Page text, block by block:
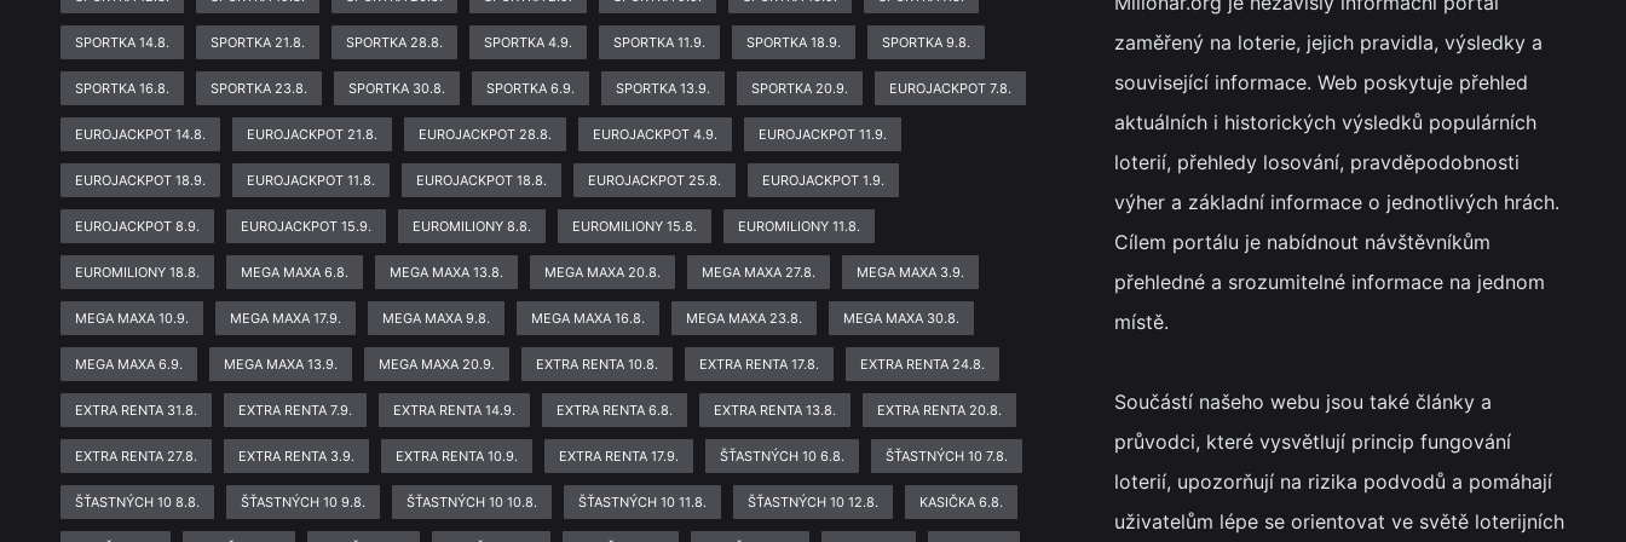
SPORTKA 14.8. SPORTKA 21.8. SPORTKA 28.8. SPORTKA 4.9. SPORTKA 11.9. SPORTKA 18.9. SPORTKA 9.8.
SPORTKA 16.8. SPORTKA 23.8. SPORTKA 30.8. SPORTKA 6.9. SPORTKA 13.9. SPORTKA 20.9. EUROJACKPOT 7.8.
EUROJACKPOT 14.8. EUROJACKPOT 21.8. EUROJACKPOT 28.8. EUROJACKPOT 4.9. EUROJACKPOT 11.9.
EUROJACKPOT 18.9. EUROJACKPOT 11.8. EUROJACKPOT 18.8. EUROJACKPOT 25.8. EUROJACKPOT 1.9.
EUROJACKPOT 8.9. EUROJACKPOT 15.9. EUROMILIONY 8.8. EUROMILIONY 15.8. EUROMILIONY 11.8.
EUROMILIONY 18.8. MEGA MAXA 6.8. MEGA MAXA 13.8. MEGA MAXA 20.8. MEGA MAXA 27.8. MEGA MAXA 3.9.
MEGA MAXA 10.9. MEGA MAXA 17.9. MEGA MAXA 9.8. MEGA MAXA 16.8. MEGA MAXA 23.8. MEGA MAXA 30.8.
MEGA MAXA 6.9. MEGA MAXA 13.9. MEGA MAXA 20.9. EXTRA RENTA 10.8. EXTRA RENTA 17.8. EXTRA RENTA 24.8.
EXTRA RENTA 31.8. EXTRA RENTA 7.9. EXTRA RENTA 14.9. EXTRA RENTA 6.8. EXTRA RENTA 13.8. EXTRA RENTA 20.8.
EXTRA RENTA 27.8. EXTRA RENTA 3.9. EXTRA RENTA 10.9. EXTRA RENTA 17.9. ŠŤASTNÝCH 10 6.8. ŠŤASTNÝCH 10 7.8.
ŠŤASTNÝCH 10 8.8. ŠŤASTNÝCH 10 9.8. ŠŤASTNÝCH 10 10.8. ŠŤASTNÝCH 10 11.8. ŠŤASTNÝCH 10 12.8. KASIČKA 6.8.
zaměřený na loterie, jejich pravidla, výsledky a
související informace. Web poskytuje přehled
aktuálních i historických výsledků populárních
loterií, přehledy losování, pravděpodobnosti
výher a základní informace o jednotlivých hrách.
Cílem portálu je nabídnout návštěvníkům
přehledné a srozumitelné informace na jednom
místě.
Součástí našeho webu jsou také články a
průvodci, které vysvětlují princip fungování
loterií, upozorňují na rizika podvodů a pomáhají
uživatelům lépe se orientovat ve světě loterijních